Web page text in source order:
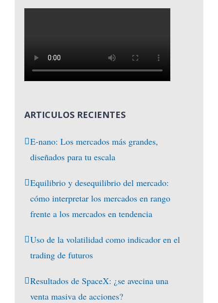
ARTICULOS RECIENTES
E-nano: Los mercados más grandes,
diseñados para tu escala
Equilibrio y desequilibrio del mercado:
cómo interpretar los mercados en rango
frente a los mercados en tendencia
Uso de la volatilidad como indicador en el
trading de futuros
Resultados de SpaceX: ¿se avecina una
venta masiva de acciones?